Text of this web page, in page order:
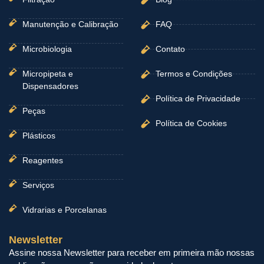
Manutenção e Calibração
Microbiologia
Micropipeta e
Dispensadores
Peças
Plásticos
Reagentes
Serviços
Vidrarias e Porcelanas
FAQ
Contato
Termos e Condições
Política de Privacidade
Política de Cookies
Newsletter
Assine nossa Newsletter para receber em primeira mão nossas